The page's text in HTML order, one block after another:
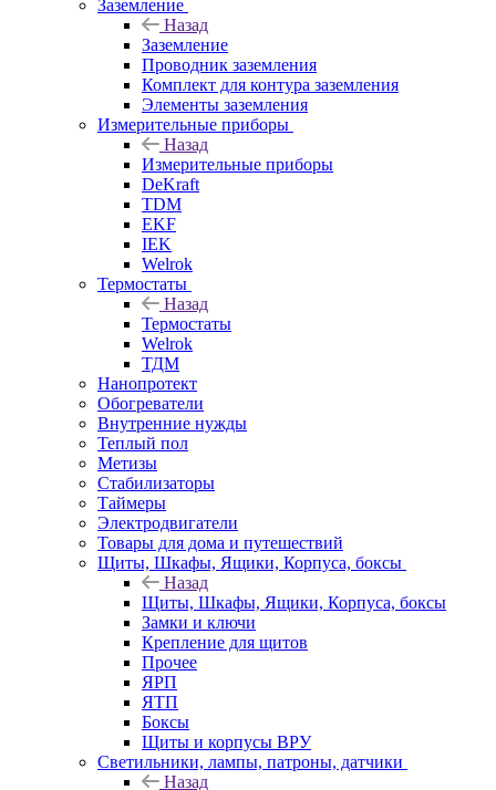
Заземление
Назад
Заземление
Проводник заземления
Комплект для контура заземления
Элементы заземления
Измерительные приборы
Назад
Измерительные приборы
DeKraft
TDM
EKF
IEK
Welrok
Термостаты
Назад
Термостаты
Welrok
ТДМ
Нанопротект
Обогреватели
Внутренние нужды
Теплый пол
Метизы
Стабилизаторы
Таймеры
Электродвигатели
Товары для дома и путешествий
Щиты, Шкафы, Ящики, Корпуса, боксы
Назад
Щиты, Шкафы, Ящики, Корпуса, боксы
Замки и ключи
Крепление для щитов
Прочее
ЯРП
ЯТП
Боксы
Щиты и корпусы ВРУ
Светильники, лампы, патроны, датчики
Назад